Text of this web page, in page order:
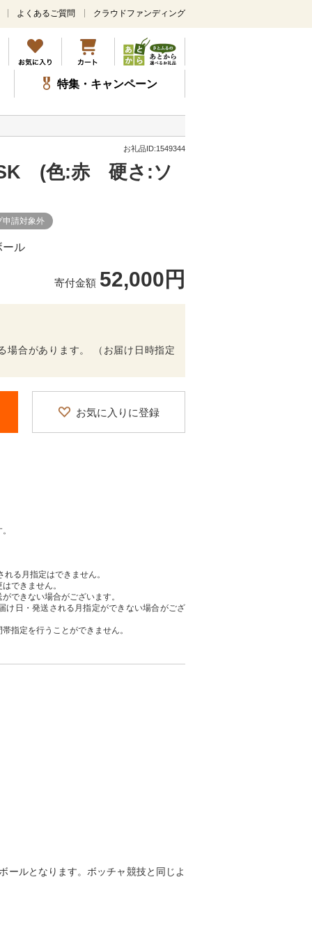
メ
ン
コ
ン
テ
ツ
ッ
よくあるご質問 クラウドファンディング
特集・キャンペーン
お礼品ID:1549344
(色:赤 硬さ:ソ
申請対象外
ール
寄付金額 52,000円
合があります。 （お届け日時指定
お気に入りに登録
る月指定はできません。
できません。
できない場合がございます。
日・発送される月指定ができない場合がござ
指定を行うことができません。
ールとなります。ボッチャ競技と同じよ